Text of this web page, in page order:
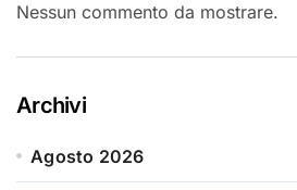
Nessun commento da mostrare.
Archivi
Agosto 2026